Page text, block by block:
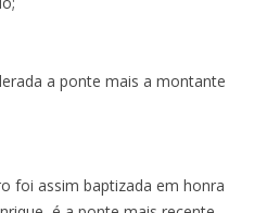
a ponte mais a montante
foi assim baptizada em honra